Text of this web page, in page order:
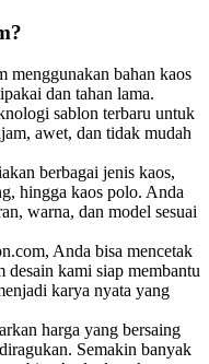
menggunakan bahan kaos
dan tahan lama.
sablon terbaru untuk
awet, dan tidak mudah
berbagai jenis kaos,
hingga kaos polo. Anda
warna, dan model sesuai
Anda bisa mencetak
desain kami siap membantu
karya nyata yang
harga yang bersaing
Semakin banyak